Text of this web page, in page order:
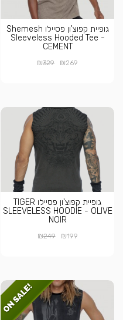
גופיית קפוצ'ון פסיילו Shemesh
Sleeveless Hooded Tee -
CEMENT
₪269
₪329
גופיית קפוצ'ון פסיילו TIGER
SLEEVELESS HOODIE - OLIVE
NOIR
₪199
₪249